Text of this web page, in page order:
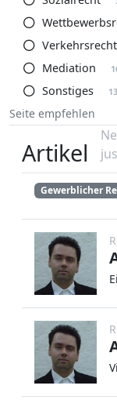
Verkehrsrecht
Mediation
Sonstiges
Seite empfehlen
Artikel
Gewerblicher